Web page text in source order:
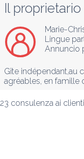
Il proprietario
Marie-
Lingue
Annuncio
Gîte indépendant,au
agréables, en famille
23 consulenza ai clienti